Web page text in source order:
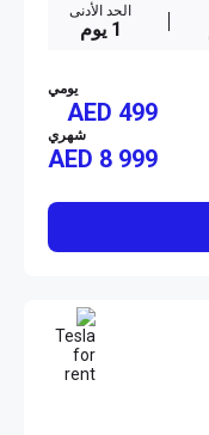
الحد الأدنى
1 يوم
يومي
AED 499
شهري
AED 8 999